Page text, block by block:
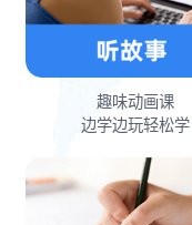
趣味动画课
边学边玩轻松学